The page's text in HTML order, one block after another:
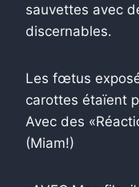
sauvettes avec
discernables.
Les fœtus
carottes étaïent
Avec des
(Miam!)